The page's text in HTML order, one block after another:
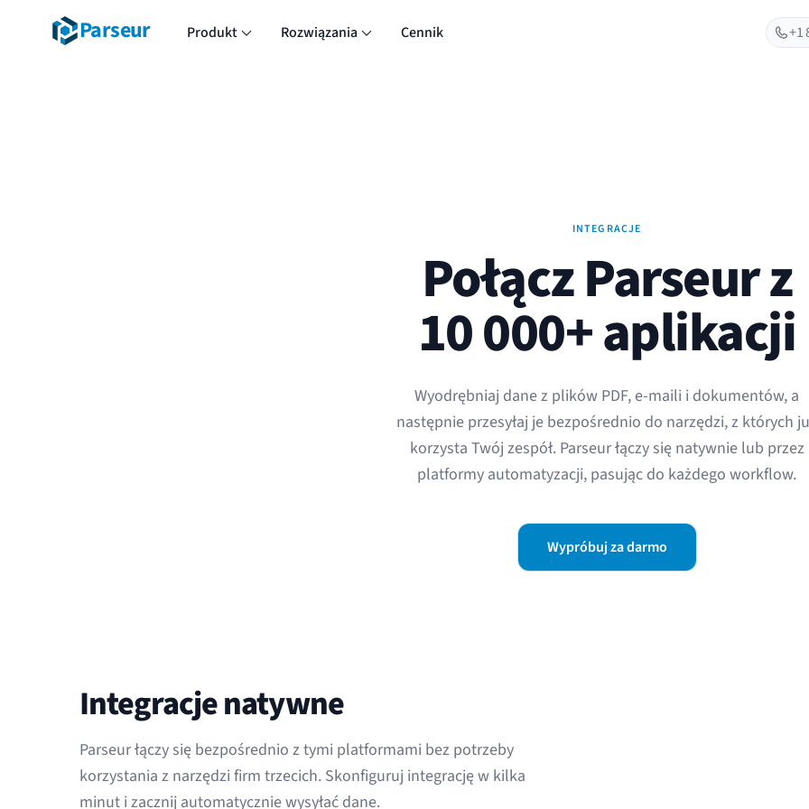
Parseur Produkt Rozwiązania Cennik +1
INTEGRACJE
Połącz Parseur z
10 000+ aplikacji
Wyodrębniaj dane z plików PDF, e-maili i dokumentów, a
następnie przesyłaj je bezpośrednio do narzędzi, z których
korzysta Twój zespół. Parseur łączy się natywnie lub przez
platformy automatyzacji, pasując do każdego workflow.
Wypróbuj za darmo
Integracje natywne
Parseur łączy się bezpośrednio z tymi platformami bez potrzeby
korzystania z narzędzi firm trzecich. Skonfiguruj integrację w kilka
minut i zacznij automatycznie wysyłać dane.